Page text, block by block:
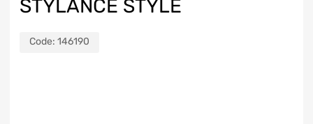
STYLANCE STYLE
Code: 146190